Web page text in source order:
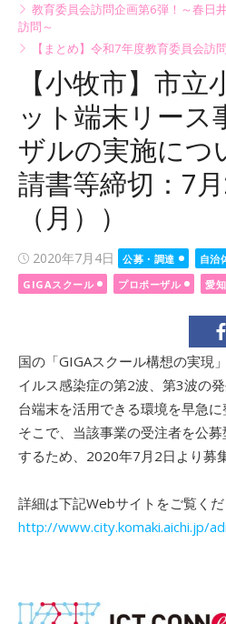
教育委員会訪問企画第6弾！～春
訪問～
【まとめ】令和7年度教育委員会訪
【小牧市】市立
ット端末リース
ザルの実施につ
請書等締切：7
（月））
Posted
on
2020年7月4日 公募・調達 自治
GIGAスクール プロポーザル 愛
国の「GIGAスクール構想の実現
イルス感染症の第2波、第3波の
台端末を活用できる環境を早急に
そこで、当該事業の受注者を公
するため、2020年7月2日より募
詳細は下記Webサイトをご覧くだ
http://www.city.komaki.aichi.jp/